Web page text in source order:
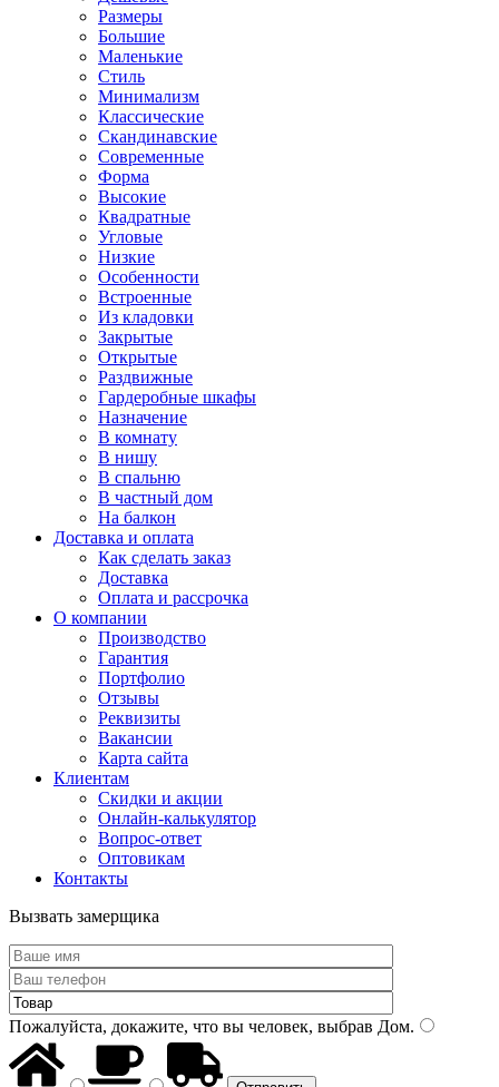
Размеры
Большие
Маленькие
Стиль
Минимализм
Классические
Скандинавские
Современные
Форма
Высокие
Квадратные
Угловые
Низкие
Особенности
Встроенные
Из кладовки
Закрытые
Открытые
Раздвижные
Гардеробные шкафы
Назначение
В комнату
В нишу
В спальню
В частный дом
На балкон
Доставка и оплата
Как сделать заказ
Доставка
Оплата и рассрочка
О компании
Производство
Гарантия
Портфолио
Отзывы
Реквизиты
Вакансии
Карта сайта
Клиентам
Скидки и акции
Онлайн-калькулятор
Вопрос-ответ
Оптовикам
Контакты
Вызвать замерщика
Пожалуйста, докажите, что вы человек, выбрав Дом.